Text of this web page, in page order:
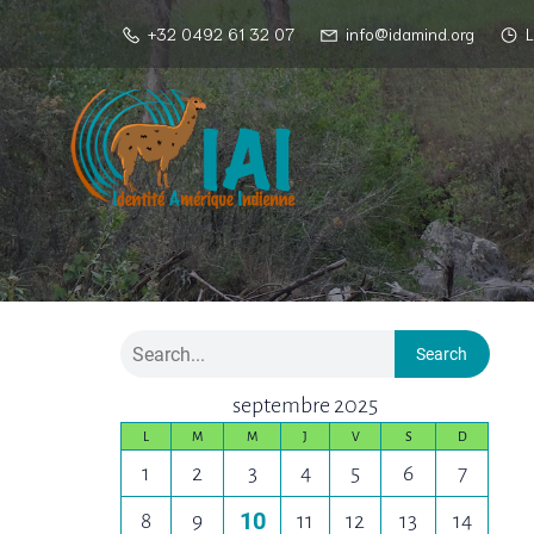
+32 0492 61 32 07 info@idamind.org
Search
septembre 2025
L M M J V S D
1 2 3 4 5 6
7
8
9 10 11 12 13 14